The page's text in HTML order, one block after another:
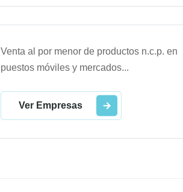
Venta al por menor de productos n.c.p. en
puestos móviles y mercados...
Ver Empresas